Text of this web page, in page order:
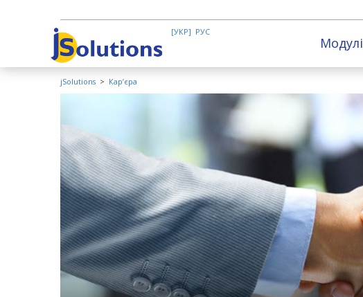
УКР РУС
Модулі
jSolutions > Кар’єра